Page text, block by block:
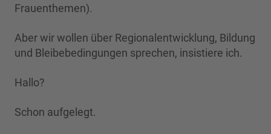
Frauenthemen).
Aber wir wollen über Regionalentwicklung, Bildung
und Bleibebedingungen sprechen, insistiere ich.
Hallo?
Schon aufgelegt.